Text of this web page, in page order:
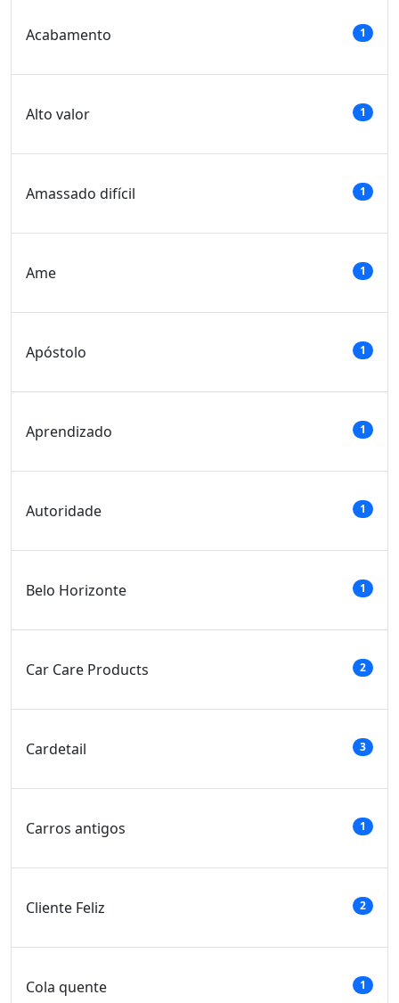
Acabamento 1
Alto valor 1
Amassado difícil 1
Ame 1
Apóstolo 1
Aprendizado 1
Autoridade 1
Belo Horizonte 1
Car Care Products 2
Cardetail 3
Carros antigos 1
Cliente Feliz 2
Cola quente 1